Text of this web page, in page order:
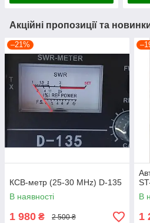
Акційні пропозиції та
–21%
КСВ-метр (25-30 MHz) D-135
В наявності
1 980 ₴ 2 500 ₴
В
1